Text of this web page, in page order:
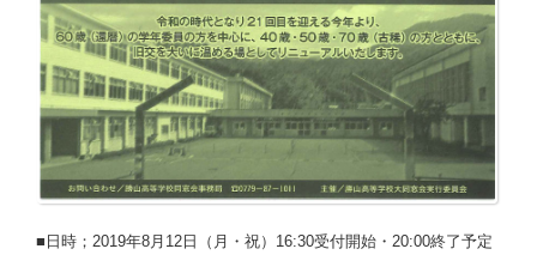
■日時；2019年8月12日（月・祝）16:30受付開始・20:00終了予定